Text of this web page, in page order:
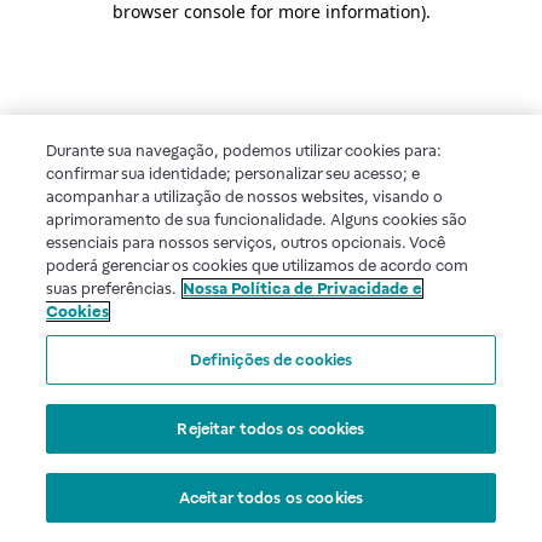
browser console for more information).
Durante sua navegação, podemos utilizar cookies para:
confirmar sua identidade; personalizar seu acesso; e
acompanhar a utilização de nossos websites, visando o
aprimoramento de sua funcionalidade. Alguns cookies são
essenciais para nossos serviços, outros opcionais. Você
poderá gerenciar os cookies que utilizamos de acordo com
suas preferências. Nossa Política de Privacidade e
Cookies
Definições de cookies
Rejeitar todos os cookies
Aceitar todos os cookies